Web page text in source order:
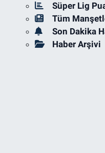
Süper Lig
Tüm
Son Dakika
Haber Arşivi